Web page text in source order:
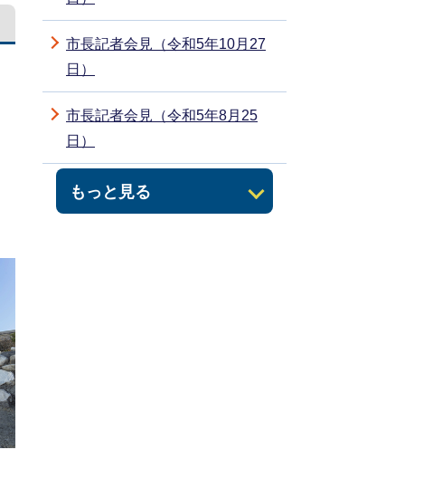
もっと見る
市長記者会見（令和5年10月27
日）
市長記者会見（令和5年8月25
日）